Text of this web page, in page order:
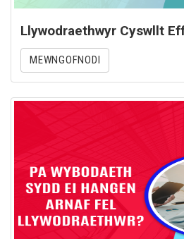
Llywodraethwyr Cyswllt
MEWNGOFNODI